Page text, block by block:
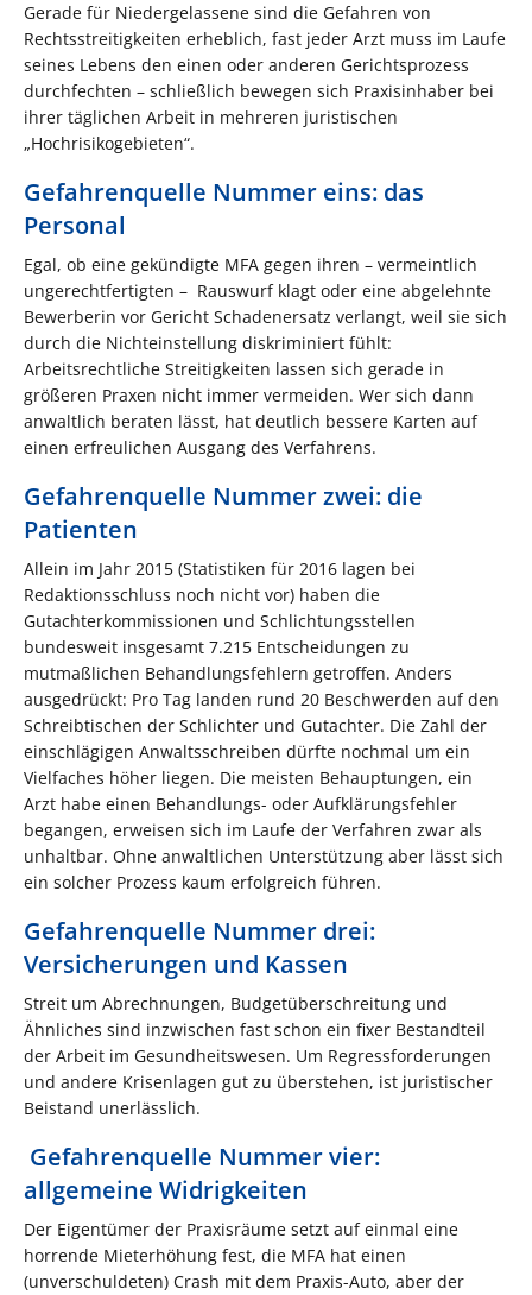
Gerade für Niedergelassene sind die Gefahren von
Rechtsstreitigkeiten erheblich, fast jeder Arzt muss im Laufe
seines Lebens den einen oder anderen Gerichtsprozess
durchfechten – schließlich bewegen sich Praxisinhaber bei
ihrer täglichen Arbeit in mehreren juristischen
„Hochrisikogebieten“.
Gefahrenquelle Nummer eins: das
Personal
Egal, ob eine gekündigte MFA gegen ihren – vermeintlich
ungerechtfertigten – Rauswurf klagt oder eine abgelehnte
Bewerberin vor Gericht Schadenersatz verlangt, weil sie sich
durch die Nichteinstellung diskriminiert fühlt:
Arbeitsrechtliche Streitigkeiten lassen sich gerade in
größeren Praxen nicht immer vermeiden. Wer sich dann
anwaltlich beraten lässt, hat deutlich bessere Karten auf
einen erfreulichen Ausgang des Verfahrens.
Gefahrenquelle Nummer zwei: die
Patienten
Allein im Jahr 2015 (Statistiken für 2016 lagen bei
Redaktionsschluss noch nicht vor) haben die
Gutachterkommissionen und Schlichtungsstellen
bundesweit insgesamt 7.215 Entscheidungen zu
mutmaßlichen Behandlungsfehlern getroffen. Anders
ausgedrückt: Pro Tag landen rund 20 Beschwerden auf den
Schreibtischen der Schlichter und Gutachter. Die Zahl der
einschlägigen Anwaltsschreiben dürfte nochmal um ein
Vielfaches höher liegen. Die meisten Behauptungen, ein
Arzt habe einen Behandlungs- oder Aufklärungsfehler
begangen, erweisen sich im Laufe der Verfahren zwar als
unhaltbar. Ohne anwaltlichen Unterstützung aber lässt sich
ein solcher Prozess kaum erfolgreich führen.
Gefahrenquelle Nummer drei:
Versicherungen und Kassen
Streit um Abrechnungen, Budgetüberschreitung und
Ähnliches sind inzwischen fast schon ein fixer Bestandteil
der Arbeit im Gesundheitswesen. Um Regressforderungen
und andere Krisenlagen gut zu überstehen, ist juristischer
Beistand unerlässlich.
Gefahrenquelle Nummer vier:
allgemeine Widrigkeiten
Der Eigentümer der Praxisräume setzt auf einmal eine
horrende Mieterhöhung fest, die MFA hat einen
(unverschuldeten) Crash mit dem Praxis-Auto, aber der